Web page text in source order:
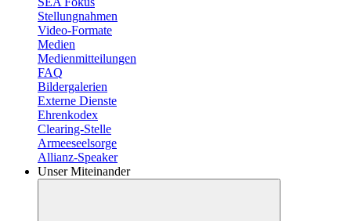
Stellungnahmen
Video-Formate
Medien
Medienmitteilungen
FAQ
Bildergalerien
Externe Dienste
Ehrenkodex
Clearing-Stelle
Armeeseelsorge
Allianz-Speaker
Unser Miteinander